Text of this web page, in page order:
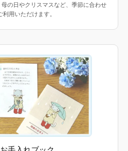
の日やクリスマスなど、季節に合わせ
用いただけます。